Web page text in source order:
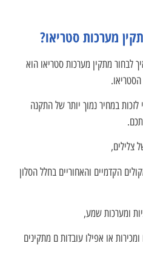
מערכות סטריאו?
לבחור מתקין מערכות סטריאו הוא
לזכות במחיר נמוך יותר של התקנה
צלילים,
הקדמיים והאחוריים בחלל הסלון
ומערכות שמע,
או אפילו עובדות ם מתקינים